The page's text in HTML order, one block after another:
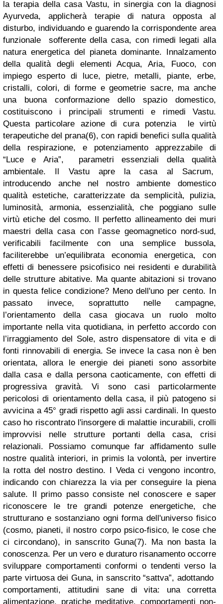
la terapia della casa Vastu, in sinergia con la diagnosi
Ayurveda, applicherà terapie di natura opposta al
disturbo, individuando e guarendo la corrispondente area
funzionale sofferente della casa, con rimedi legati alla
natura energetica del pianeta dominante. Innalzamento
della qualità degli elementi Acqua, Aria, Fuoco, con
impiego esperto di luce, pietre, metalli, piante, erbe,
cristalli, colori, di forme e geometrie sacre, ma anche
una buona conformazione dello spazio domestico,
costituiscono i principali strumenti e rimedi Vastu.
Questa particolare azione di cura potenzia le virtù
terapeutiche del prana(6), con rapidi benefici sulla qualità
della respirazione, e potenziamento apprezzabile di
“Luce e Aria”, parametri essenziali della qualità
ambientale. Il Vastu apre la casa al Sacrum,
introducendo anche nel nostro ambiente domestico
qualità estetiche, caratterizzate da semplicità, pulizia,
luminosità, armonia, essenzialità, che poggiano sulle
virtù etiche del cosmo. Il perfetto allineamento dei muri
maestri della casa con l’asse geomagnetico nord-sud,
verificabili facilmente con una semplice bussola,
faciliterebbe un’equilibrata economia energetica, con
effetti di benessere psicofisico nei residenti e durabilità
delle strutture abitative. Ma quante abitazioni si trovano
in questa felice condizione? Meno dell'uno per cento. In
passato invece, soprattutto nelle campagne,
l’orientamento della casa giocava un ruolo molto
importante nella vita quotidiana, in perfetto accordo con
l’irraggiamento del Sole, astro dispensatore di vita e di
fonti rinnovabili di energia. Se invece la casa non è ben
orientata, allora le energie dei pianeti sono assorbite
dalla casa e dalla persona caoticamente, con effetti di
progressiva gravità. Vi sono casi particolarmente
pericolosi di orientamento della casa, il più patogeno si
avvicina a 45° gradi rispetto agli assi cardinali. In questo
caso ho riscontrato l'insorgere di malattie incurabili, crolli
improvvisi nelle strutture portanti della casa, crisi
relazionali. Possiamo comunque far affidamento sulle
nostre qualità interiori, in primis la volontà, per invertire
la rotta del nostro destino. I Veda ci vengono incontro,
indicando con chiarezza la via per conseguire la piena
salute. Il primo passo consiste nel conoscere e saper
riconoscere le tre grandi potenze energetiche, che
strutturano e sostanziano ogni forma dell'universo fisico
(cosmo, pianeti, il nostro corpo psico-fisico, le cose che
ci circondano), in sanscrito Guna(7). Ma non basta la
conoscenza. Per un vero e duraturo risanamento occorre
sviluppare comportamenti conformi o tendenti verso la
parte virtuosa dei Guna, in sanscrito “sattva”, adottando
comportamenti, attitudini sane di vita: una corretta
alimentazione, pratiche meditative, comportamenti non-